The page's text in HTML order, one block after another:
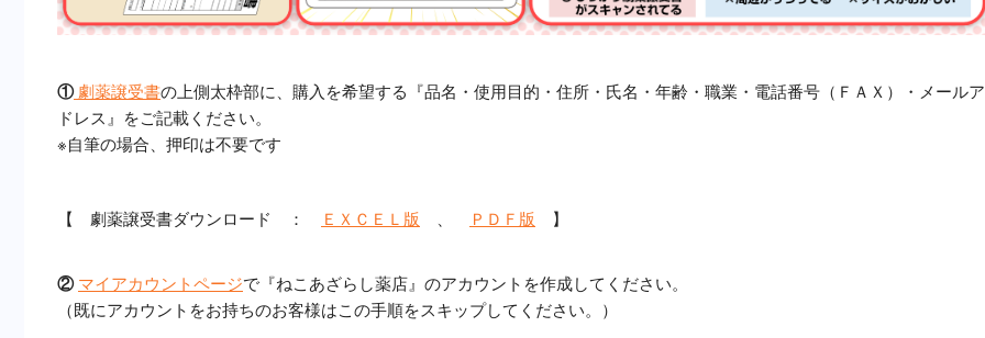
① 劇薬譲受書の上側太枠部に、購入を希望する『品名・使用目的・住所・氏名・年齢・職業・電話番号（ＦＡＸ）・メールア
ドレス』をご記載ください。
※自筆の場合、押印は不要です
【 劇薬譲受書ダウンロード ： ＥＸＣＥＬ版 ＰＤＦ版 】
②マイアカウントページで『ねこあざらし薬店』のアカウントを作成してください。
（既にアカウントをお持ちのお客様はこの手順をスキップしてください。）